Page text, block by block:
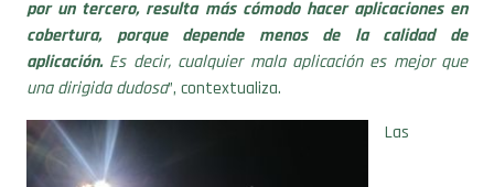
por un tercero, resulta más cómodo hacer aplicaciones en
cobertura, porque depende menos de la calidad de
aplicación. Es decir, cualquier mala aplicación es mejor que
una dirigida dudosa”, contextualiza.
Las